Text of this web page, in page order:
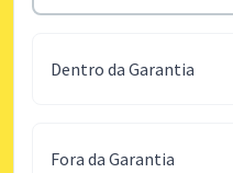
Dentro da Garantia
Fora da Garantia